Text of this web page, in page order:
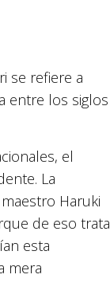
se refiere a
entre los siglos
el
La
Haruki
de eso trata
esta
mera